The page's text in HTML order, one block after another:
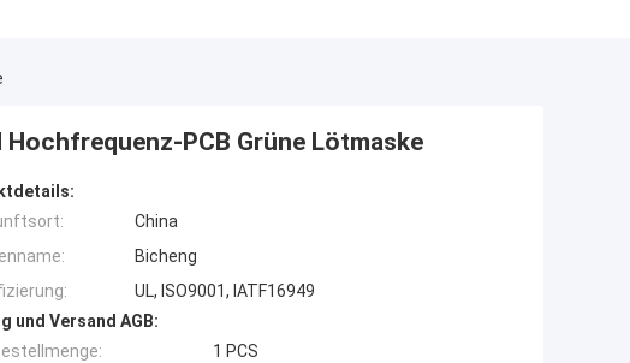
PCB Grüne Lötmaske
China
Bicheng
UL, ISO9001, IATF16949
und Versand AGB:
1 PCS